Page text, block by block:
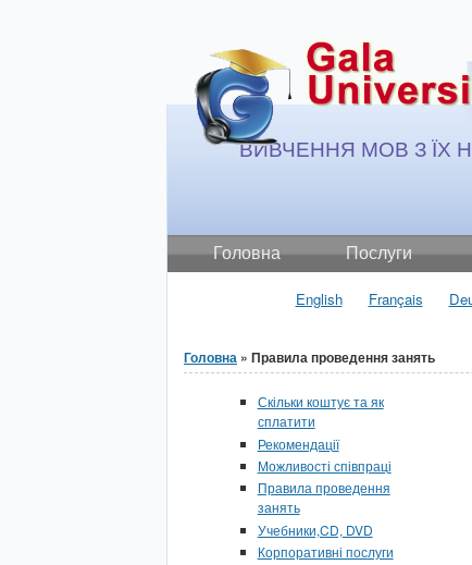
ВИВЧЕННЯ МОВ З ЇХ
Головна Послуги
English Français
Ви є тут
Головна » Правила проведення занять
Скільки коштує та як
сплатити
Рекомендації
Можливості співпраці
Правила проведення
занять
Учебники,CD, DVD
Корпоративні послуги